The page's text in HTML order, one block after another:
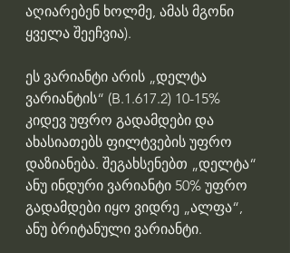
აღიარებენ ხოლმე, ამას მგონი
ყველა შეეჩვია).
ეს ვარიანტი არის „დელტა
ვარიანტის“ (B.1.617.2) 10-15%
კიდევ უფრო გადამდები და
ახასიათებს ფილტვების უფრო
დაზიანება. შეგახსენებთ „დელტა“
ანუ ინდური ვარიანტი 50% უფრო
გადამდები იყო ვიდრე „ალფა“,
ანუ ბრიტანული ვარიანტი.